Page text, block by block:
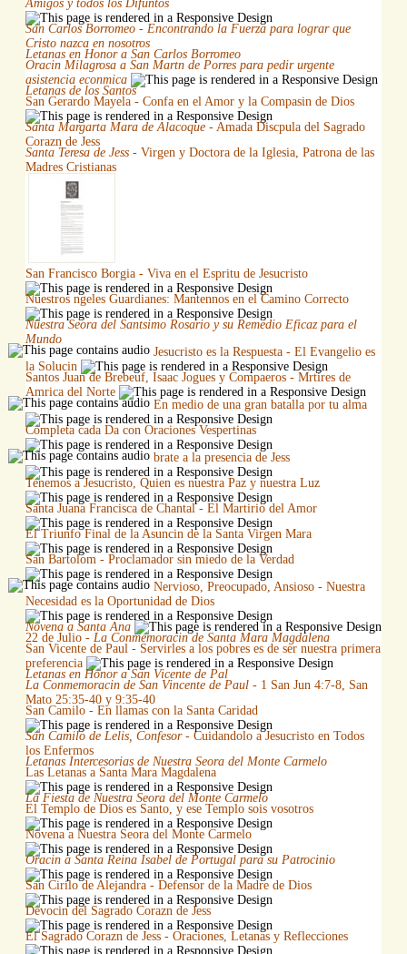
Amigos y todos los Difuntos
San Carlos Borromeo - Encontrando la Fuerza para lograr que
Cristo nazca en nosotros
Letanas en Honor a San Carlos Borromeo
Oracin Milagrosa a San Martn de Porres para pedir urgente
asistencia econmica
Letanas de los Santos
San Gerardo Mayela - Confa en el Amor y la Compasin de Dios
Santa Margarta Mara de Alacoque - Amada Discpula del Sagrado
Corazn de Jess
Santa Teresa de Jess - Virgen y Doctora de la Iglesia, Patrona de las
Madres Cristianas
San Francisco Borgia - Viva en el Espritu de Jesucristo
Nuestros ngeles Guardianes: Mantennos en el Camino Correcto
Nuestra Seora del Santsimo Rosario y su Remedio Eficaz para el
Mundo
Jesucristo es la Respuesta - El Evangelio es
la Solucin
Santos Juan de Brebeuf, Isaac Jogues y Compaeros - Mrtires de
Amrica del Norte
En medio de una gran batalla por tu alma
Completa cada Da con Oraciones Vespertinas
brate a la presencia de Jess
Tenemos a Jesucristo, Quien es nuestra Paz y nuestra Luz
Santa Juana Francisca de Chantal - El Martirio del Amor
El Triunfo Final de la Asuncin de la Santa Virgen Mara
San Bartolom - Proclamador sin miedo de la Verdad
Nervioso, Preocupado, Ansioso - Nuestra
Necesidad es la Oportunidad de Dios
Novena a Santa Ana
22 de Julio - La Conmemoracin de Santa Mara Magdalena
San Vicente de Paul - Servirles a los pobres es de ser nuestra primera
preferencia
Letanas en Honor a San Vicente de Pal
La Conmemoracin de San Vincente de Paul - 1 San Jun 4:7-8, San
Mato 25:35-40 y 9:35-40
San Camilo - En llamas con la Santa Caridad
San Camilo de Lelis, Confesor- Cuidandolo a Jesucristo en Todos
los Enfermos
Letanas Intercesorias de Nuestra Seora del Monte Carmelo
Las Letanas a Santa Mara Magdalena
La Fiesta de Nuestra Seora del Monte Carmelo
El Templo de Dios es Santo, y ese Templo sois vosotros
Novena a Nuestra Seora del Monte Carmelo
Oracin a Santa Reina Isabel de Portugal para su Patrocinio
San Cirilo de Alejandra - Defensor de la Madre de Dios
Devocin del Sagrado Corazn de Jess
El Sagrado Corazn de Jess - Oraciones, Letanas y Reflecciones